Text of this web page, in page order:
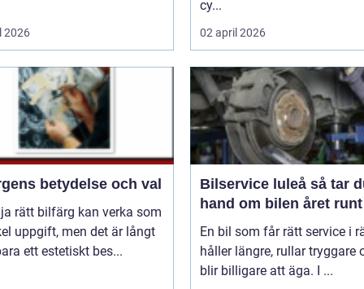
2026
cy...
02 april 2026
betydelse och val
rätt bilfärg kan verka som
uppgift, men det är långt
ett estetiskt bes...
Bilservice luleå så tar du
hand om bilen året runt
En bil som får rätt service i
håller längre, rullar tryggare
blir billigare att äga. I ...